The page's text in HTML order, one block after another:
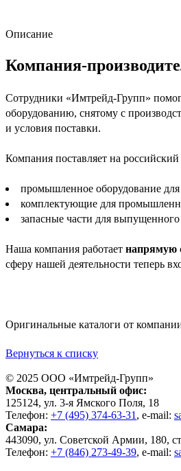
Описание
Компания-
Сотрудники «Имтрейд-Групп»
оборудованию, снятому с
и условия поставки.
Компания поставляет на
промышленное оборудование для
комплектующие для
запасные части для
Наша компания работает напрямую
сферу нашей деятельности теперь
Оригинальные каталоги от
Вернуться к списку
© 2025 ООО «Имтрейд-Групп»
Москва, центральный офис:
125124, ул. 3-я Ямского Поля, 18
Телефон: +7 (495) 374-63-31 , e-mail:
Самара:
443090, ул. Советской Армии, 180,
Телефон: +7 (846) 273-49-39, e-mail: